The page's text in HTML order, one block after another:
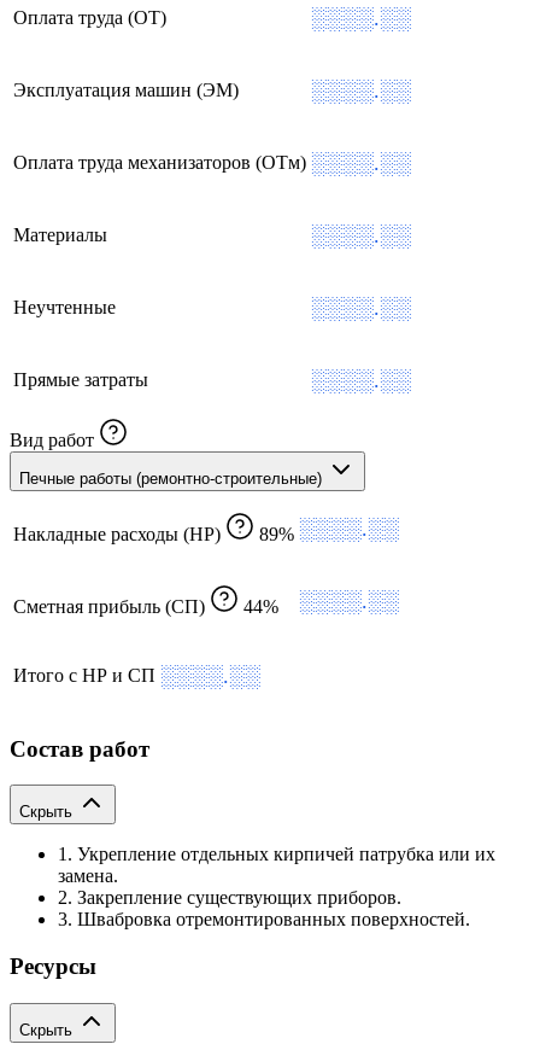
Оплата труда (ОТ) ░░░░.░░
Эксплуатация машин (ЭМ) ░░░░.░░
Оплата труда механизаторов (ОТм) ░░░░.░░
Материалы ░░░░.░░
Неучтенные ░░░░.░░
Прямые затраты ░░░░.░░
Вид работ
Печные работы (ремонтно-строительные)
Накладные расходы (НР) 89% ░░░░.░░
Сметная прибыль (СП) 44% ░░░░.░░
Итого с НР и СП ░░░░.░░
Состав работ
Скрыть
1. Укрепление отдельных кирпичей патрубка или их
замена.
2. Закрепление существующих приборов.
3. Швабровка отремонтированных поверхностей.
Ресурсы
Скрыть